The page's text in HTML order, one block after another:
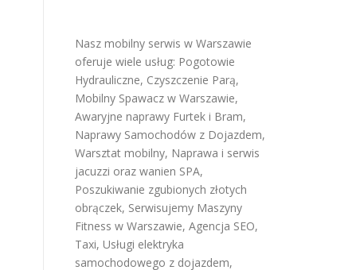
Nasz mobilny serwis w Warszawie
oferuje wiele usług: Pogotowie
Hydrauliczne, Czyszczenie Parą,
Mobilny Spawacz w Warszawie,
Awaryjne naprawy Furtek i Bram,
Naprawy Samochodów z Dojazdem,
Warsztat mobilny, Naprawa i serwis
jacuzzi oraz wanien SPA,
Poszukiwanie zgubionych złotych
obrączek, Serwisujemy Maszyny
Fitness w Warszawie, Agencja SEO,
Taxi, Usługi elektryka
samochodowego z dojazdem,